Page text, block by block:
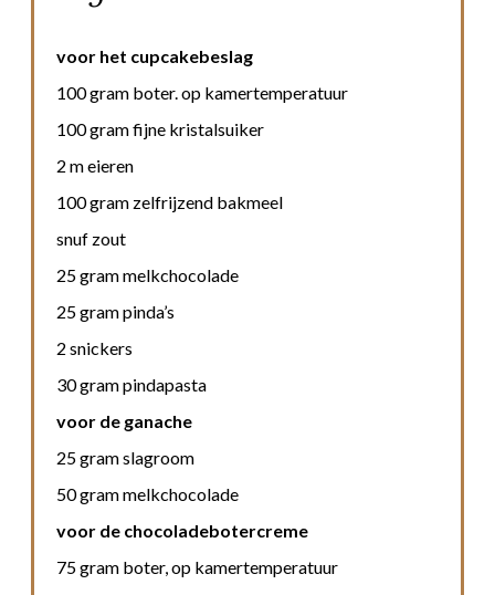
voor het cupcakebeslag
100 gram boter. op kamertemperatuur
100 gram fijne kristalsuiker
2 m eieren
100 gram zelfrijzend bakmeel
snuf zout
25 gram melkchocolade
25 gram pinda’s
2 snickers
30 gram pindapasta
voor de ganache
25 gram slagroom
50 gram melkchocolade
voor de chocoladebotercreme
75 gram boter, op kamertemperatuur